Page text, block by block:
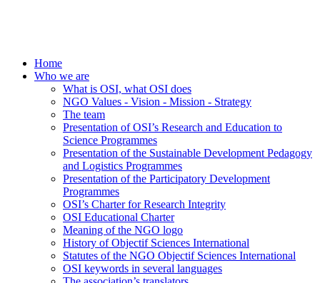
Home
Who we are
What is OSI, what OSI does
NGO Values - Vision - Mission - Strategy
The team
Presentation of OSI’s Research and Education to
Science Programmes
Presentation of the Sustainable Development Pedagogy
and Logistics Programmes
Presentation of the Participatory Development
Programmes
OSI’s Charter for Research Integrity
OSI Educational Charter
Meaning of the NGO logo
History of Objectif Sciences International
Statutes of the NGO Objectif Sciences International
OSI keywords in several languages